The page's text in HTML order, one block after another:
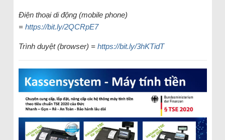
Điện thoại di động (mobile phone)
= https://bit.ly/2QCRpE7
Trình duyệt (browser) = https://bit.ly/3hKTidT